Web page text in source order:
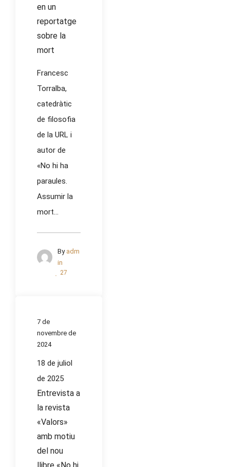
en un
reportatge
sobre la
mort
Francesc
Torralba,
catedràtic
de filosofia
de la URL i
autor de
«No hi ha
paraules.
Assumir la
mort...
By adm
in
27
7 de
novembre de
2024
18 de juliol
de 2025
Entrevista a
la revista
«Valors»
amb motiu
del nou
llibre «No hi